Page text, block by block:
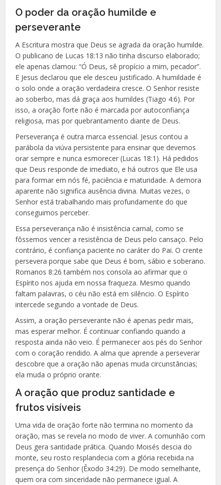
O poder da oração humilde e
perseverante
A Escritura mostra que Deus se agrada da oração humilde.
O publicano de Lucas 18:13 não tinha discurso elaborado;
ele apenas clamou: “Ó Deus, sê propício a mim, pecador”.
E Jesus declarou que ele desceu justificado. A humildade é
o solo onde a oração verdadeira cresce. O Senhor resiste
ao soberbo, mas dá graça aos humildes (Tiago 4:6). Por
isso, a oração forte não é marcada por autoconfiança
religiosa, mas por quebrantamento diante de Deus.
Perseverança é outra marca essencial. Jesus contou a
parábola da viúva persistente para ensinar que devemos
orar sempre e nunca esmorecer (Lucas 18:1). Há pedidos
que Deus responde de imediato, e há outros que Ele usa
para formar em nós fé, paciência e maturidade. A demora
aparente não significa ausência divina. Muitas vezes, o
Senhor está trabalhando mais profundamente do que
conseguimos perceber.
Essa perseverança não é insistência carnal, como se
fôssemos vencer a resistência de Deus pelo cansaço. Pelo
contrário, é confiança paciente no caráter do Pai. O crente
persevera porque sabe que Deus é bom, sábio e soberano.
Romanos 8:26 também nos consola ao afirmar que o
Espírito nos ajuda em nossa fraqueza. Mesmo quando
faltam palavras, o céu não está em silêncio. O Espírito
intercede segundo a vontade de Deus.
Assim, a oração perseverante não é apenas pedir mais,
mas esperar melhor. É continuar confiando quando a
resposta ainda não veio. É permanecer aos pés do Senhor
com o coração rendido. A alma que aprende a perseverar
descobre que a oração não apenas muda circunstâncias;
ela muda o próprio orante.
A oração que produz santidade e
frutos visíveis
Uma vida de oração forte não termina no momento da
oração, mas se revela no modo de viver. A comunhão com
Deus gera santidade prática. Quando Moisés descia do
monte, seu rosto resplandecia com a glória recebida na
presença do Senhor (Êxodo 34:29). De modo semelhante,
quem ora com sinceridade não permanece igual. A